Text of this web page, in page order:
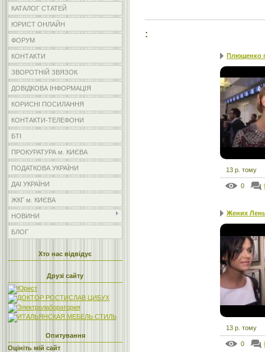
КАТАЛОГ СТАТЕЙ
ЮРИСТ ОНЛАЙН
ФОРУМ
КОНТАКТИ
ЗВОРОТНІЙ ЗВЯЗОК
ДОВІДКОВА ІНФОРМАЦІЯ
КОРИСНІ ПОСИЛАННЯ
КОНТАКТИ-ТЕЛЕФОНИ
БТІ
ПРОКУРАТУРА м. КИЄВА
ПОДАТКОВА УКРАЇНИ
ДАІ УКРАЇНИ
ЖКГ м. КИЄВА
НОВИНИ
БЛОГ
Хто нас відвідує
Друзі сайту
Опитування
Оцініть мій сайт
:
Плющенко
13 р. тому
0
Жених
13 р. тому
0